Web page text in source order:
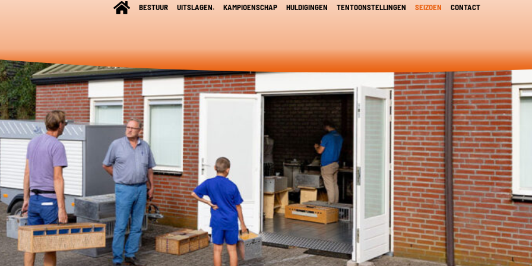
BESTUUR UITSLAGEN. KAMPIOENSCHAP HULDIGINGEN TENTOONSTELLINGEN SEIZOEN CONTACT